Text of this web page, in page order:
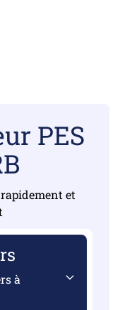
PES
rapidement et
à